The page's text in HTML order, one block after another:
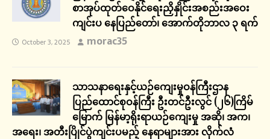
စာအုပ်ထုတ်ဝေနိုင်ရေးညှိနှိုင်းအစည်းအဝေး
ကျင်းပ နေပြည်တော်၊ အောက်တိုဘာလ ၃ ရက်
October 3, 2025 morac35
သာသနာရေးနှင့်ယဉ်ကျေးမှုဝန်ကြီးဌာန
ပြည်ထောင်စုဝန်ကြီး ဦးတင်ဦးလွင် (၂၆)ကြိမ်
မြောက် မြန်မာ့ရိုးရာယဉ်ကျေးမှု အဆို၊ အက၊
အရေး၊ အတီးပြိုင်ပွဲကျင်းပမည့် နေရာများအား လိုက်လံ